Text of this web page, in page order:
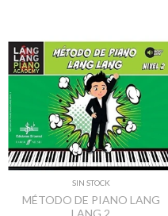
SIN STOCK
MÉTODO DE PIANO LANG